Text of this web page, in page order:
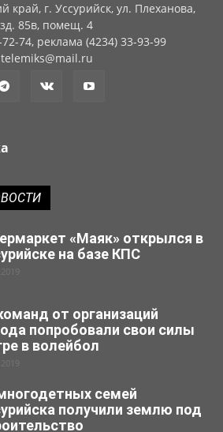
край, г. Уссурийск, ул. Плеханова,
зд. 85в, помещ. 4
74, реклама (4234) 33-93-99
telemiks@mail.ru
«Маяк» открылся в
на базе КПС
от организаций
попробовали свои силы
в волейбол
семей
получили землю под